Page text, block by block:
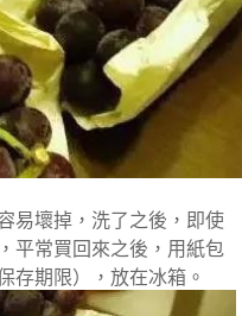
易壞掉，洗了之後，即使
平常買回來之後，用紙包
存期限），放在冰箱。